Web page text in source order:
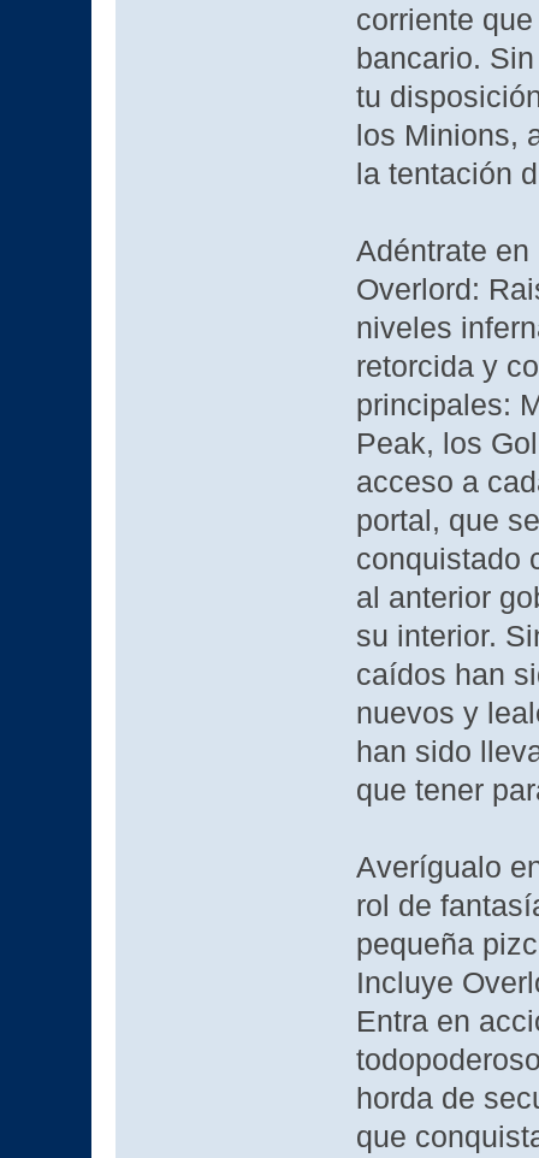
corriente
bancario.
tu
los Minions,
la tentación
Adéntrate
Overlord:
niveles
retorcida y
principales:
Peak, los
acceso a
portal, que
conquistado
al anterior
su interior.
caídos han
nuevos y
han sido
que tener
Averígualo
rol de
pequeña
Incluye
Entra en
horda de
que